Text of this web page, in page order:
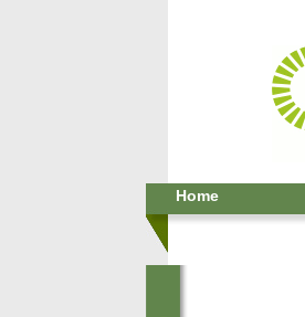
Home